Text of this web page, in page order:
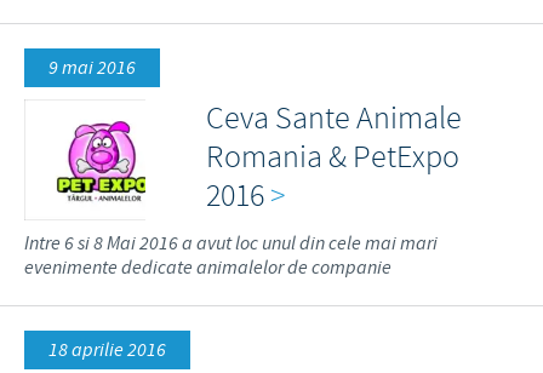
9 mai 2016
Ceva Sante Animale
Romania & PetExpo
2016>
Intre 6 si 8 Mai 2016 a avut loc unul din cele mai mari
evenimente dedicate animalelor de companie
18 aprilie 2016